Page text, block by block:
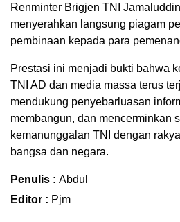
Renminter Brigjen TNI
menyerahkan langsung piagam
pembinaan kepada para
Prestasi ini menjadi bukti bahwa
TNI AD dan media massa terus
mendukung penyebarluasan
membangun, dan mencerminkan
kemanunggalan TNI dengan
bangsa dan negara.
Penulis : Abdul
Editor : Pjm